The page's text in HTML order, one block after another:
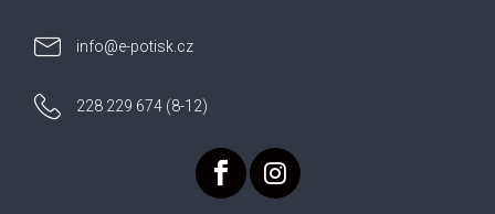
info@e-potisk.cz
228 229 674 (8-12)